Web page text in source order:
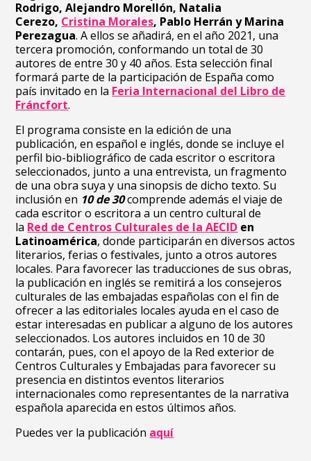
Rodrigo, Alejandro Morellón, Natalia
Cerezo, Cristina Morales, Pablo Herrán y Marina
Perezagua. A ellos se añadirá, en el año 2021, una
tercera promoción, conformando un total de 30
autores de entre 30 y 40 años. Esta selección final
formará parte de la participación de España como
país invitado en la Feria Internacional del Libro de
Fráncfort.
El programa consiste en la edición de una
publicación, en español e inglés, donde se incluye el
perfil bio-bibliográfico de cada escritor o escritora
seleccionados, junto a una entrevista, un fragmento
de una obra suya y una sinopsis de dicho texto. Su
inclusión en 10 de 30comprende además el viaje de
cada escritor o escritora a un centro cultural de
la Red de Centros Culturales de la AECID en
Latinoamérica, donde participarán en diversos actos
literarios, ferias o festivales, junto a otros autores
locales. Para favorecer las traducciones de sus obras,
la publicación en inglés se remitirá a los consejeros
culturales de las embajadas españolas con el fin de
ofrecer a las editoriales locales ayuda en el caso de
estar interesadas en publicar a alguno de los autores
seleccionados. Los autores incluidos en 10 de 30
contarán, pues, con el apoyo de la Red exterior de
Centros Culturales y Embajadas para favorecer su
presencia en distintos eventos literarios
internacionales como representantes de la narrativa
española aparecida en estos últimos años.
Puedes ver la publicación aquí